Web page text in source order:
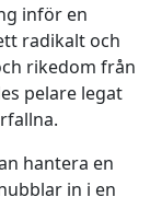
inför en
radikalt och
rikedom från
pelare legat
hantera en
in i en